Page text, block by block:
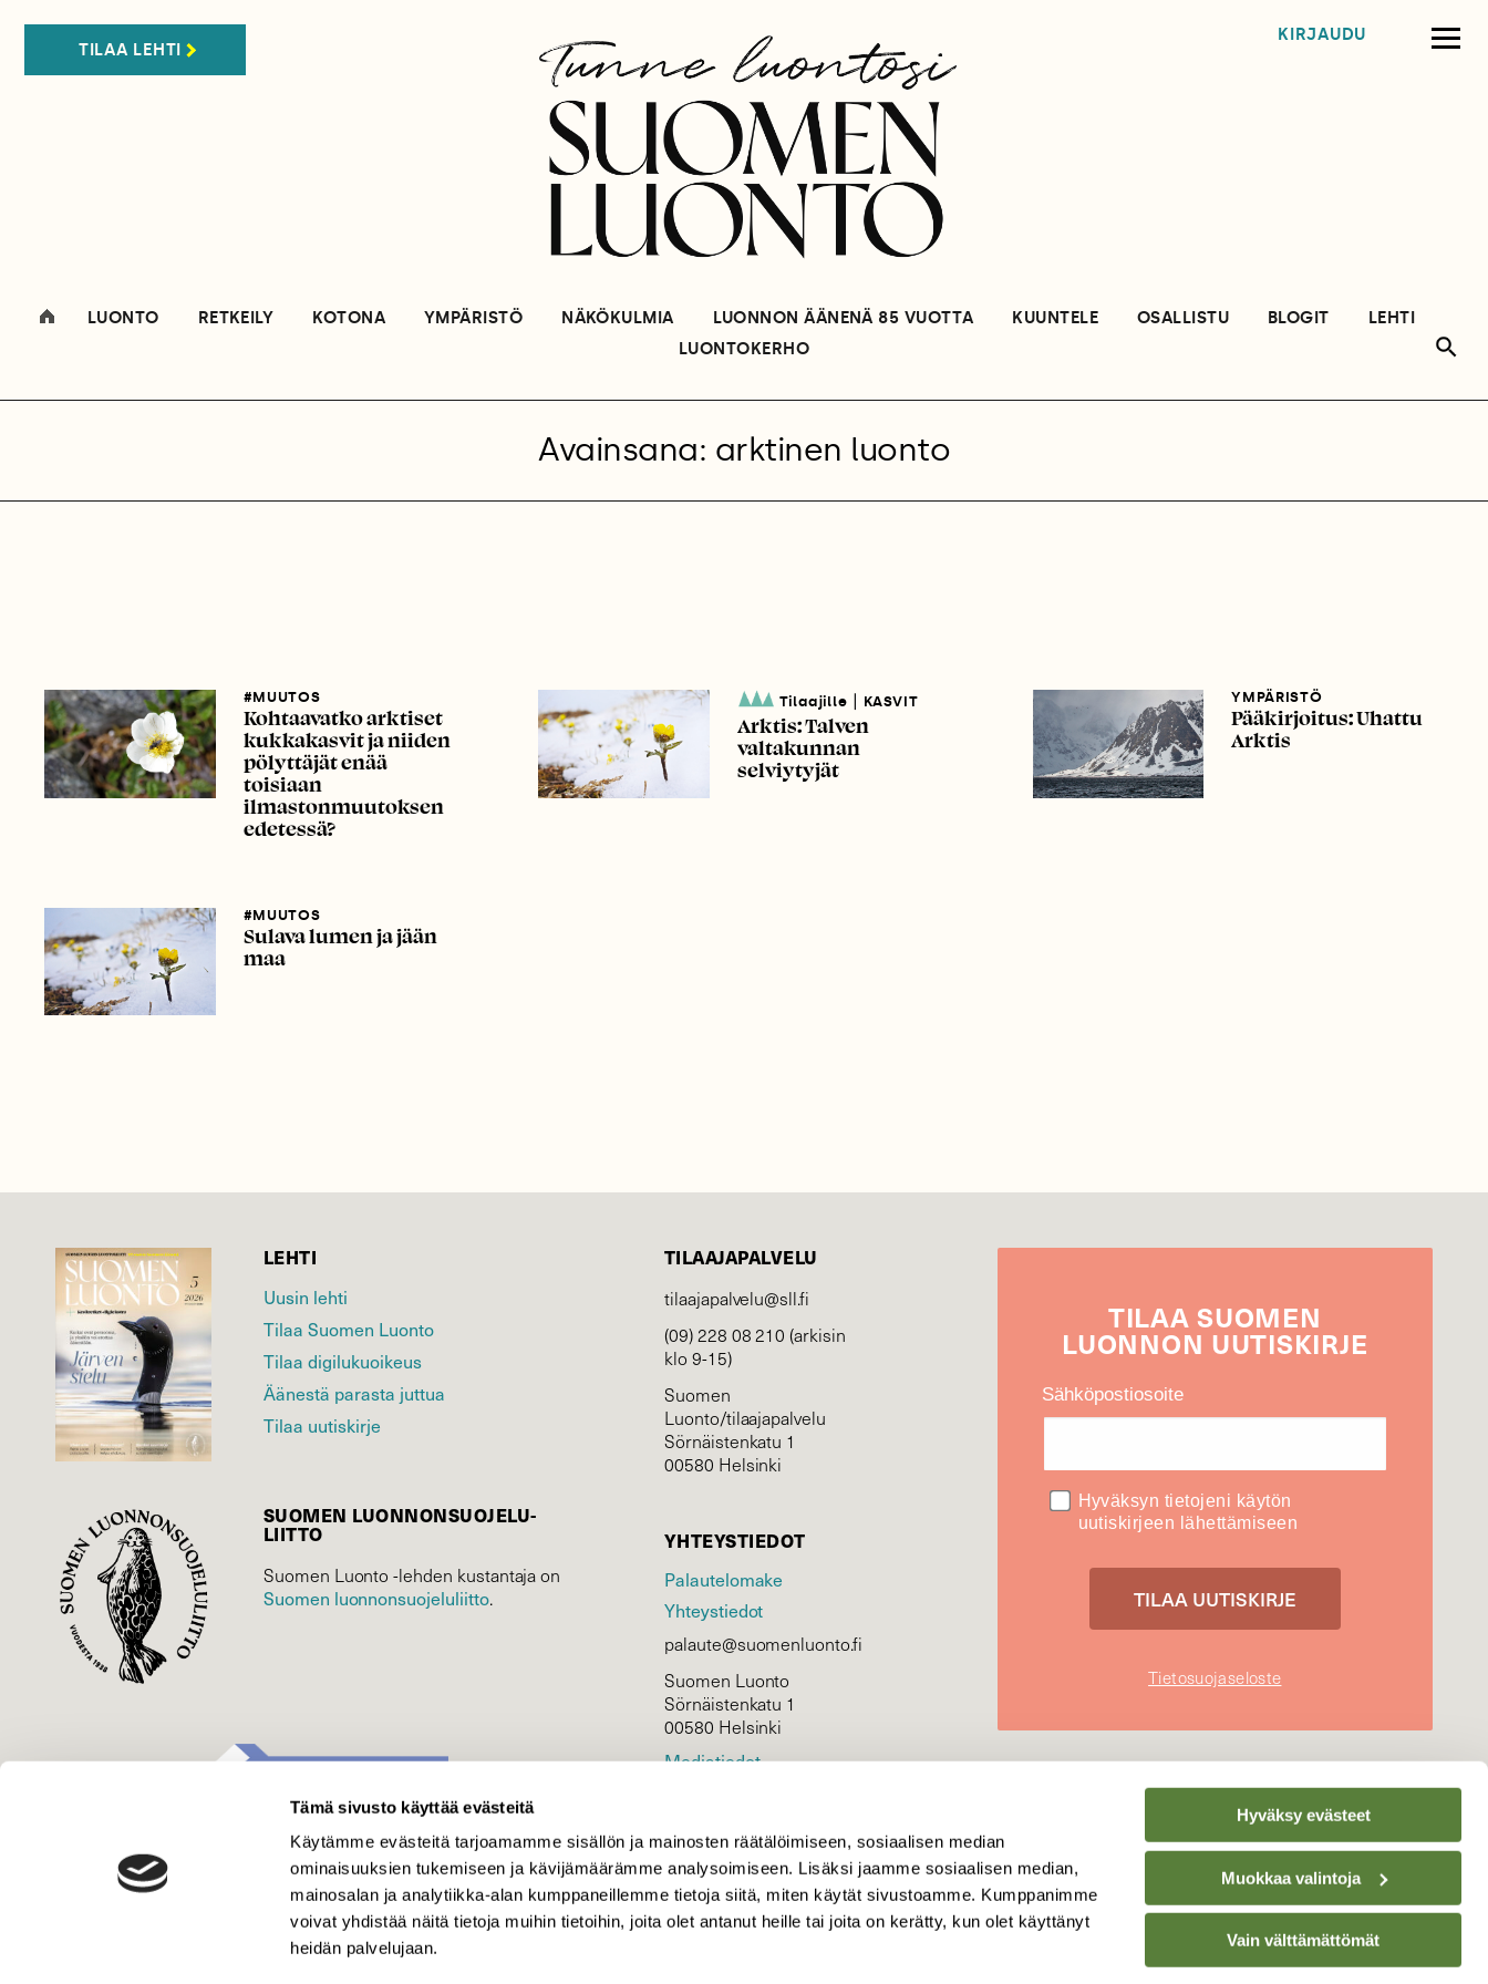
Tämä sivusto käyttää evästeitä
Käytämme evästeitä tarjoamamme sisällön ja mainosten räätälöimiseen, sosiaalisen median
ominaisuuksien tukemiseen ja kävijämäärämme analysoimiseen. Lisäksi jaamme sosiaalisen median,
mainosalan ja analytiikka-alan kumppaneillemme tietoja siitä, miten käytät sivustoamme. Kumppanimme
voivat yhdistää näitä tietoja muihin tietoihin, joita olet antanut heille tai joita on kerätty, kun olet käyttänyt
heidän palvelujaan.
Hyväksy evästeet
Muokkaa valintoja
Vain välttämättömät
TILAA LEHTI
KIRJAUDU
LUONTO RETKEILY KOTONA YMPÄRISTÖ NÄKÖKULMIA LUONNON ÄÄNENÄ 85 VUOTTA KUUNTELE OSALLISTU BLOGIT
LEHTI
LUONTOKERHO
Avainsana: arktinen luonto
#MUUTOS
Kohtaavatko arktiset
kukkakasvit ja niiden
pölyttäjät enää
toisiaan
ilmastonmuutoksen
edetessä?
Tilaajille KASVIT
Arktis: Talven
valtakunnan
selviytyjät
YMPÄRISTÖ
Pääkirjoitus: Uhattu
Arktis
#MUUTOS
Sulava lumen ja jään
maa
LEHTI
Uusin lehti
Tilaa Suomen Luonto
Tilaa digilukuoikeus
Äänestä parasta juttua
Tilaa uutiskirje
SUOMEN LUONNON­SUOJELU­
LIITTO
Suomen Luonto -lehden kustantaja on
Suomen luonnonsuojelu­liitto.
TILAAJAPALVELU
tilaajapalvelu@sll.fi
(09) 228 08 210 (arkisin
klo 9-15)
Suomen
Luonto/tilaajapalvelu
Sörnäistenkatu 1
00580 Helsinki
YHTEYSTIEDOT
Palautelomake
Yhteystiedot
palaute@suomenluonto.fi
Suomen Luonto
Sörnäistenkatu 1
00580 Helsinki
Mediatiedot
KIRJAUDU
TILAASUOMEN
LUONNON UUTIS­KIRJE
Sähköpostiosoite
Hyväksyn tietojeni käytön
uutiskirjeen lähettämiseen
Tietosuojaseloste